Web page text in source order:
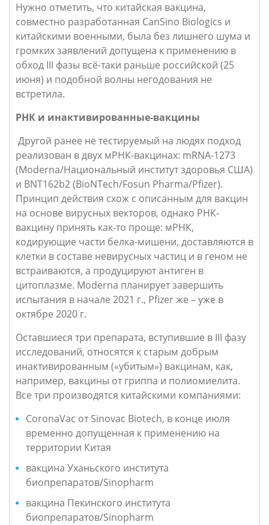
Нужно отметить, что китайская вакцина,
совместно разработанная CanSino Biologics и
китайскими военными, была без лишнего шума и
громких заявлений допущена к применению в
обход III фазы всё-таки раньше российской (25
июня) и подобной волны негодования не
встретила.
РНК и инактивированные-вакцины
Другой ранее не тестируемый на людях подход
реализован в двух мРНК-вакцинах: mRNA-1273
(Moderna/Национальный институт здоровья США)
и BNT162b2 (BioNTech/Fosun Pharma/Pfizer).
Принцип действия схож с описанным для вакцин
на основе вирусных векторов, однако РНК-
вакцину принять как-то проще: мРНК,
кодирующие части белка-мишени, доставляются в
клетки в составе невирусных частиц и в геном не
встраиваются, а продуцируют антиген в
цитоплазме. Moderna планирует завершить
испытания в начале 2021 г., Pfizer же – уже в
октябре 2020 г.
Оставшиеся три препарата, вступившие в III фазу
исследований, относятся к старым добрым
инактивированным («убитым») вакцинам, как,
например, вакцины от гриппа и полиомиелита.
Все три производятся китайскими компаниями:
CoronaVac от Sinovac Biotech, в конце июля
временно допущенная к применению на
территории Китая
вакцина Уханьского института
биопрепаратов/Sinopharm
вакцина Пекинского института
биопрепаратов/Sinopharm